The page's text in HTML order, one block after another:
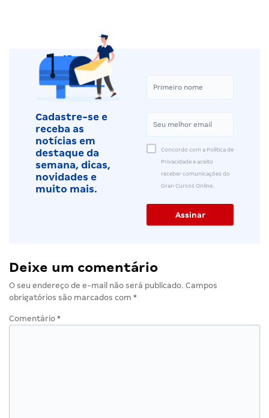
Cadastre-se e
receba as
notícias em
destaque da
semana, dicas,
novidades e
muito mais.
Concordo com a Política de
Privacidade e aceito
receber comunicações do
Gran Cursos Online.
Deixe um comentário
O seu endereço de e-mail não será publicado. Campos
obrigatórios são marcados com *
Comentário *